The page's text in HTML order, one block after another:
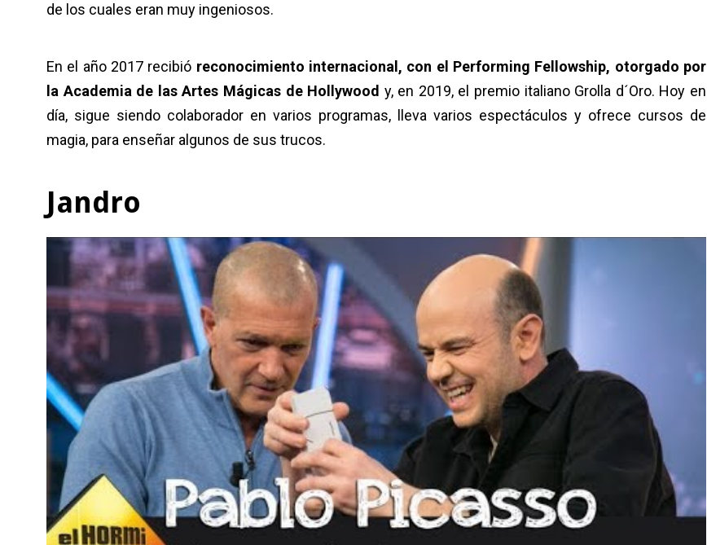
de los cuales eran muy ingeniosos.
En el año 2017 recibió reconocimiento internacional, con el Performing Fellowship, otorgado por
la Academia de las Artes Mágicas de Hollywood y, en 2019, el premio italiano Grolla d´Oro. Hoy en
día, sigue siendo colaborador en varios programas, lleva varios espectáculos y ofrece cursos de
magia, para enseñar algunos de sus trucos.
Jandro